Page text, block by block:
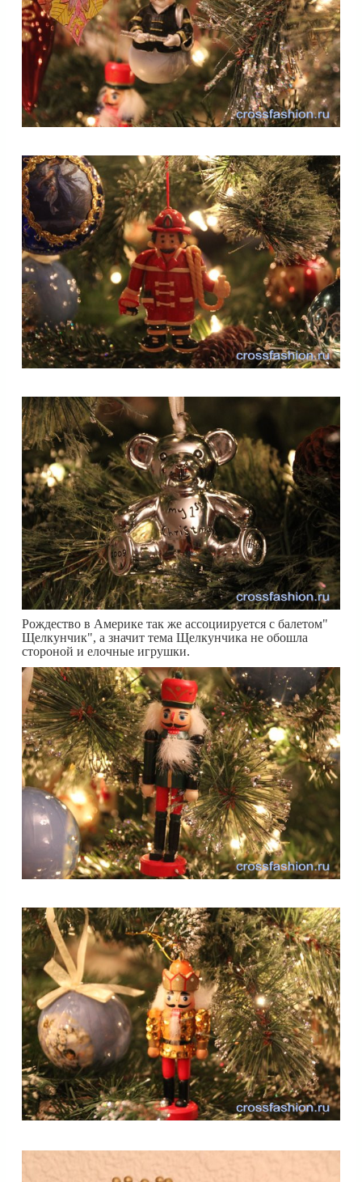
Рождество в Америке так же ассоциируется с балетом"
Щелкунчик", а значит тема Щелкунчика не обошла
стороной и елочные игрушки.